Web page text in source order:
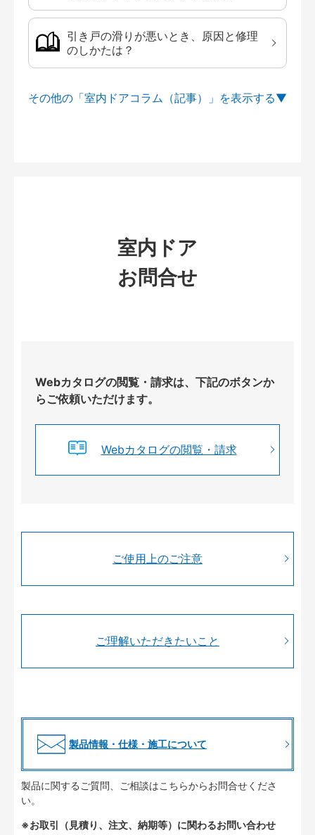
引き戸の滑りが悪いとき、原因と修理
のしかたは？
その他の「室内ドアコラム（記事）」を
室内ドア
お問合せ
Webカタログの閲覧・請求は、下記のボタンか
らご依頼いただけます。
Webカタログの閲覧・請求
ご使用上のご注意
ご理解いただきたいこと
製品情報・仕様・施工について
製品に関するご質問、ご相談はこちらからお問合せくださ
い。
※お取引（見積り、注文、納期等）に関わるお問い合わせ